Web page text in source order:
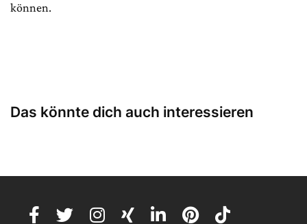
können.
Das könnte dich auch interessieren